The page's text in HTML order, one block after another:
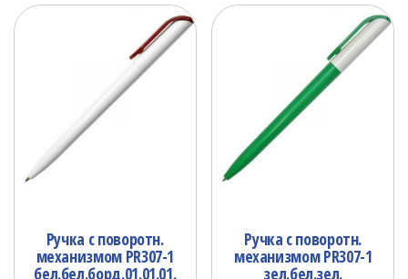
Ручка с поворотн.
механизмом PR307-1
бел.бел.борд.01.01.01.
Ручка с поворотн.
механизмом PR307-1
зел.бел.зел.